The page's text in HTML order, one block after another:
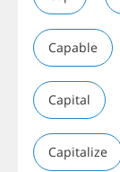
Capable
Capital
Capitalize